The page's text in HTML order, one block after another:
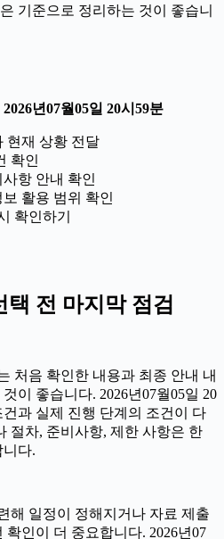
기준으로 정리하는 것이 좋습니
년07월05일 20시59분
현재 상황 전달
확인
항 안내 확인
활용 범위 확인
확인하기
전 마지막 점검
처음 확인한 내용과 최종 안내 내
이 좋습니다. 2026년07월05일 20
과 실제 진행 단계의 조건이 다
절차, 준비사항, 제한 사항은 한
다.
해 일정이 정해지거나 자료 제출
인이 더 중요합니다. 2026년07